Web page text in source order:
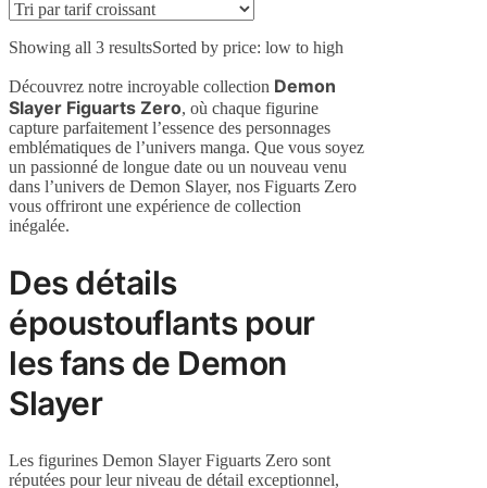
Showing all 3 resultsSorted by price: low to high
Découvrez notre incroyable collection Demon
Slayer Figuarts Zero, où chaque figurine
capture parfaitement l’essence des personnages
emblématiques de l’univers manga. Que vous soyez
un passionné de longue date ou un nouveau venu
dans l’univers de Demon Slayer, nos Figuarts Zero
vous offriront une expérience de collection
inégalée.
Des détails
époustouflants pour
les fans de Demon
Slayer
Les figurines Demon Slayer Figuarts Zero sont
réputées pour leur niveau de détail exceptionnel,